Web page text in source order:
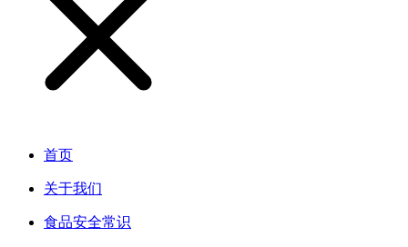
首页
关于我们
食品安全常识